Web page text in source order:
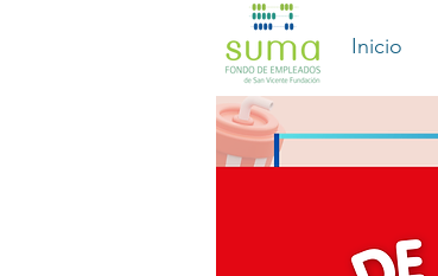
Inicio